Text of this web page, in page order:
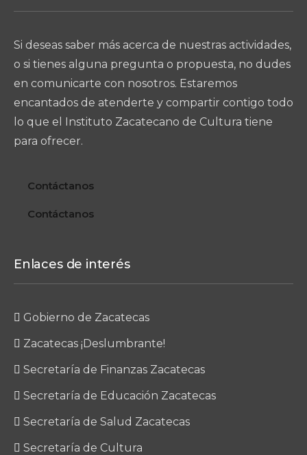
Si deseas saber más acerca de nuestras actividades,
o si tienes alguna pregunta o propuesta, no dudes
en comunicarte con nosotros. Estaremos
encantados de atenderte y compartir contigo todo
lo que el Instituto Zacatecano de Cultura tiene
para ofrecer.
Contáctanos
Contáctanos
Enlaces de interés
Gobierno de Zacatecas
Zacatecas ¡Deslumbrante!
Secretaría de Finanzas Zacatecas
Secretaría de Educación Zacatecas
Secretaría de Salud Zacatecas
Secretaría de Cultura